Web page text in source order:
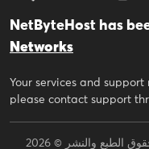
NetByteHost has
Networks
Your services and
please contact support